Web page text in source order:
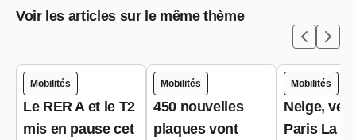
Voir les articles sur le même thème
Mobilités
Le RER A et le T2
mis en pause cet
Mobilités
450 nouvelles
plaques vont
Mobilités
Neige,
Paris La